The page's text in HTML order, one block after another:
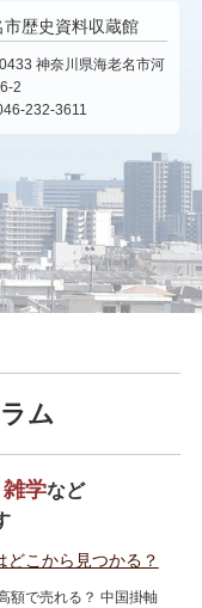
市歴史資料収蔵館
神奈川県海老名市河
2
232-3611
ム
学など
どこから見つかる？
額で売れる？ 中国掛軸